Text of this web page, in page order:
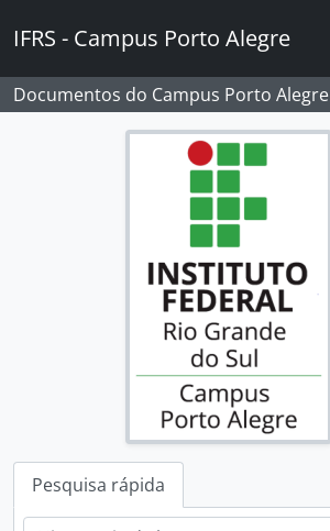
IFRS - Campus Porto Alegre
Documentos do Campus Porto Alegre
Pesquisa rápida